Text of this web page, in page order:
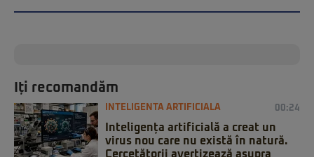
Iți recomandăm
INTELIGENTA ARTIFICIALA 00:24
Inteligența artificială a creat un
virus nou care nu există în natură.
Cercetătorii avertizează asupra